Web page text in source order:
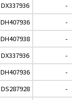
DX337936
-
DH407936
-
DH407938 -
DX337936
-
DH407936
-
DS287928 -